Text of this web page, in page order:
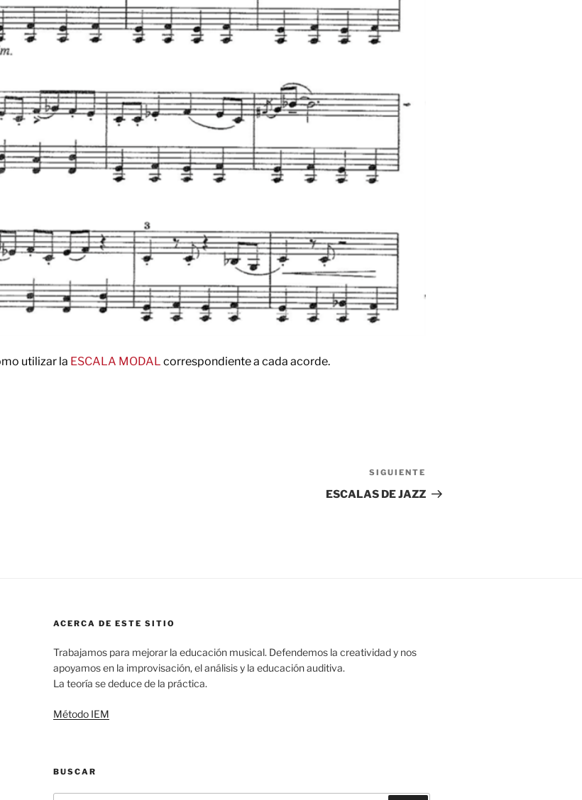
utilizar la ESCALA MODAL correspondiente a cada acorde.
entrada
SIGUIENTE
ESCALAS DE JAZZ
ACERCA DE ESTE SITIO
Trabajamos para mejorar la educación musical. Defendemos la creatividad y nos
apoyamos en la improvisación, el análisis y la educación auditiva.
La teoría se deduce de la práctica.
Método IEM
BUSCAR